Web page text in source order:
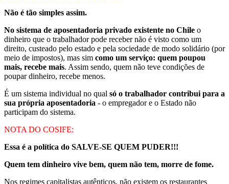
Não é tão simples assim.
No sistema de aposentadoria privado existente no Chile o
dinheiro que o trabalhador pode receber não é visto como um
direito, custeado pelo estado e pela sociedade de modo solidário (por
meio de impostos), mas sim como um serviço: quem poupou
mais, recebe mais. Assim sendo, quem não teve condições de
poupar dinheiro, recebe menos.
É um sistema individual no qual só o trabalhador contribui para a
sua própria aposentadoria - o empregador e o Estado não
participam do sistema.
NOTA DO COSIFE:
Essa é a política do SALVE-SE QUEM PUDER!!!
Quem tem dinheiro vive bem, quem não tem, morre de fome.
Nos regimes capitalistas autênticos, não existem os restaurantes